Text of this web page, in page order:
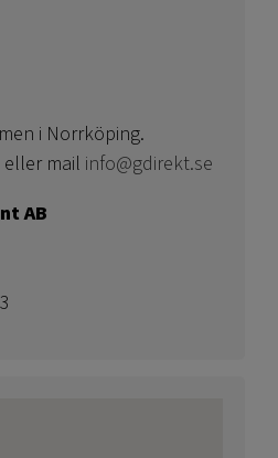
i Norrköping.
eller mail info@gdirekt.se
AB